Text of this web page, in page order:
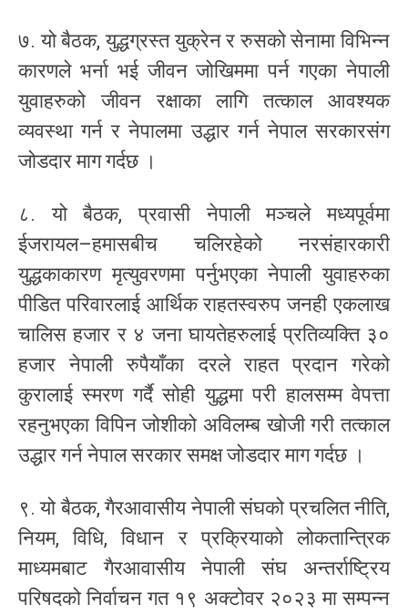
७. यो बैठक, युद्धग्रस्त युक्रेन र रुसको सेनामा विभिन्न
कारणले भर्ना भई जीवन जोखिममा पर्न गएका नेपाली
युवाहरुको जीवन रक्षाका लागि तत्काल आवश्यक
व्यवस्था गर्न र नेपालमा उद्धार गर्न नेपाल सरकारसंग
जोडदार माग गर्दछ ।
८. यो बैठक, प्रवासी नेपाली मञ्चले मध्यपूर्वमा
ईजरायल–हमासबीच चलिरहेको नरसंहारकारी
युद्धकाकारण मृत्युवरणमा पर्नुभएका नेपाली युवाहरुका
पीडित परिवारलाई आर्थिक राहतस्वरुप जनही एकलाख
चालिस हजार र ४ जना घायतेहरुलाई प्रतिव्यक्ति ३०
हजार नेपाली रुपैयाँका दरले राहत प्रदान गरेको
कुरालाई स्मरण गर्दै सोही युद्धमा परी हालसम्म वेपत्ता
रहनुभएका विपिन जोशीको अविलम्ब खोजी गरी तत्काल
उद्धार गर्न नेपाल सरकार समक्ष जोडदार माग गर्दछ ।
९. यो बैठक, गैरआवासीय नेपाली संघको प्रचलित नीति,
नियम, विधि, विधान र प्रक्रियाको लोकतान्त्रिक
माध्यमबाट गैरआवासीय नेपाली संघ अन्तर्राष्ट्रिय
परिषदको निर्वाचन गत १९ अक्टोवर २०२३ मा सम्पन्न